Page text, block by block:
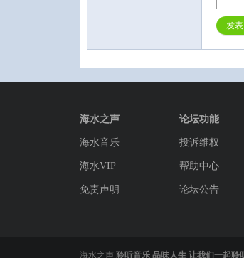
发
海水之声
海水音乐
海水VIP
免责声明
论坛功能
投诉维权
帮助中心
论坛公告
海水之声 聆听音乐 品味人生 让我们一起聆